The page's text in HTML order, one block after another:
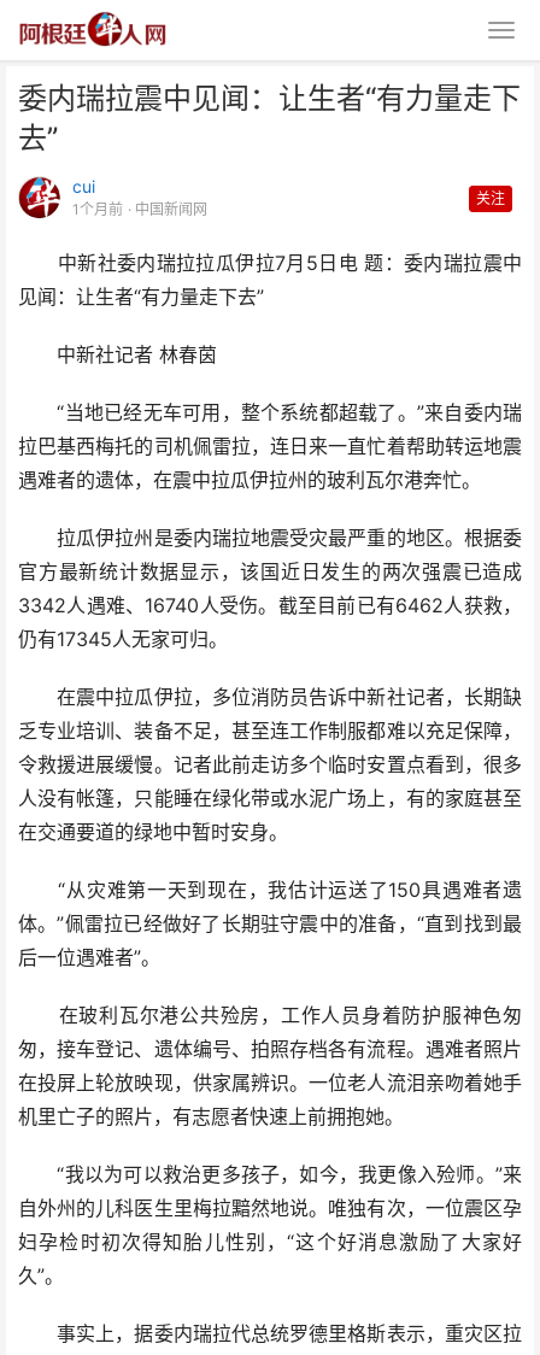
委内瑞拉震中见闻：让生者“有力量走下
去”
cui
1个月前 · 中国新闻网
关注
中新社委内瑞拉拉瓜伊拉7月5日电 题：委内瑞拉震中
见闻：让生者“有力量走下去”
中新社记者 林春茵
“当地已经无车可用，整个系统都超载了。”来自委内瑞
拉巴基西梅托的司机佩雷拉，连日来一直忙着帮助转运地震
遇难者的遗体，在震中拉瓜伊拉州的玻利瓦尔港奔忙。
拉瓜伊拉州是委内瑞拉地震受灾最严重的地区。根据委
官方最新统计数据显示，该国近日发生的两次强震已造成
3342人遇难、16740人受伤。截至目前已有6462人获救，
仍有17345人无家可归。
在震中拉瓜伊拉，多位消防员告诉中新社记者，长期缺
乏专业培训、装备不足，甚至连工作制服都难以充足保障，
令救援进展缓慢。记者此前走访多个临时安置点看到，很多
人没有帐篷，只能睡在绿化带或水泥广场上，有的家庭甚至
在交通要道的绿地中暂时安身。
“从灾难第一天到现在，我估计运送了150具遇难者遗
体。”佩雷拉已经做好了长期驻守震中的准备，“直到找到最
后一位遇难者”。
在玻利瓦尔港公共殓房，工作人员身着防护服神色匆
匆，接车登记、遗体编号、拍照存档各有流程。遇难者照片
在投屏上轮放映现，供家属辨识。一位老人流泪亲吻着她手
机里亡子的照片，有志愿者快速上前拥抱她。
“我以为可以救治更多孩子，如今，我更像入殓师。”来
自外州的儿科医生里梅拉黯然地说。唯独有次，一位震区孕
妇孕检时初次得知胎儿性别，“这个好消息激励了大家好
久”。
事实上，据委内瑞拉代总统罗德里格斯表示，重灾区拉
委内瑞拉震中见闻：让生者“有力